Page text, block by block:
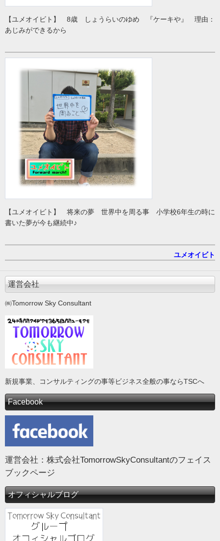
【ユメオイビト】 8歳 しょうらいのゆめ 『ケーキや』 理由：
あじみができるから
【ユメオイビト】 将来の夢 世界中を周る事 小学校6年生の時に
書いた夢が今も継続中♪
ユメオイビト
運営会社
㈱Tomorrow Sky Consultant
新規事業、コンサルティングの事等ビジネス全般の事ならTSCへ
Facebook
運営会社：株式会社TomorrowSkyConsultantのフェイス
ブックページ
オフィシャルブログ